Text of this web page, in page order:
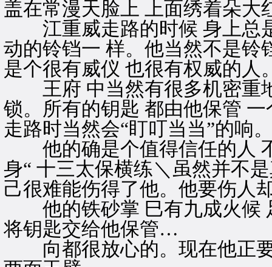
盖在常漫天脸上 上面绣着朵大
江重威走路的时候 身上总
动的铃铛一 样。他当然不是铃
是个很有威仪 也很有权威的人
王府 中当然有很多机密重
锁。所有的钥匙 都由他保管
走路时当然会“盯叮当当”的响
他的确是个值得信任的人
身“ 十三太保横练＼虽然并不
己很难能伤得了他。他要伤人
他的铁砂掌 巳有九成火候
将钥匙交给他保管…
向都很放心的。现在他正要